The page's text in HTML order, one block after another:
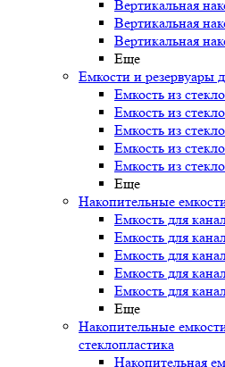
Вертикальная
Вертикальная
Вертикальная
Еще
Емкости и резервуары
Емкость из
Емкость из
Емкость из
Емкость из
Емкость из
Еще
Накопительные
Емкость для
Емкость для
Емкость для
Емкость для
Емкость для
Еще
Накопительные
стеклопластика
Накопительная